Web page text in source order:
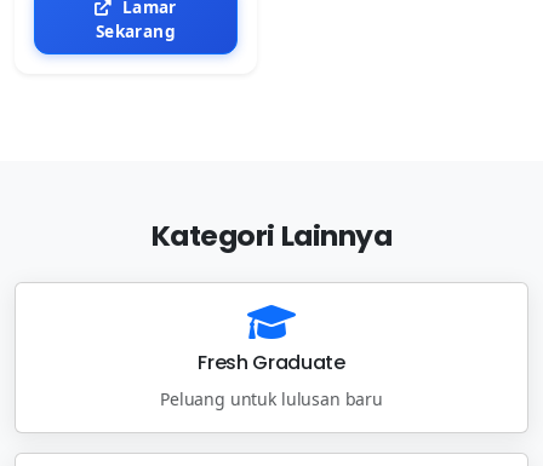
Lamar
Sekarang
Kategori Lainnya
Fresh Graduate
Peluang untuk lulusan baru